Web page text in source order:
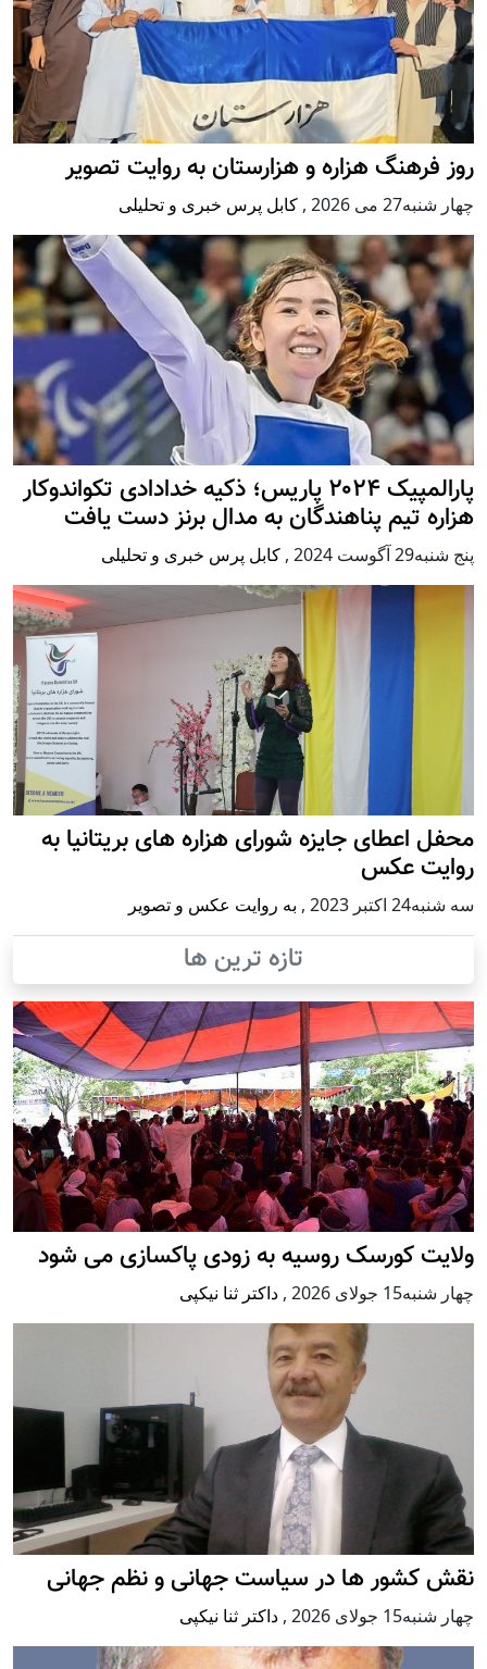
روز فرهنگ هزاره و هزارستان به روایت تصویر
چهار شنبه27 می 2026 , کابل پرس خبری و تحلیلی
پارالمپیک ۲۰۲۴ پاریس؛ ذکیه خدادادی تکواندوکار
هزاره تیم پناهندگان به مدال برنز دست یافت
پنج شنبه29 آگوست 2024 , کابل پرس خبری و تحلیلی
محفل اعطای جایزه شورای هزاره های بریتانیا به
روایت عکس
سه شنبه24 اكتبر 2023 , به روایت عکس و تصویر
تازه ترین ها
ولایت کورسک روسیه به زودی پاکسازی می شود
چهار شنبه15 جولای 2026 , داکتر ثنا نیکپی
نقش کشور ها در سیاست جهانی و نظم جهانی
چهار شنبه15 جولای 2026 , داکتر ثنا نیکپی